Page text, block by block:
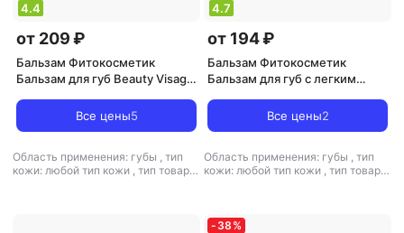
4.4
от 209 ₽
Бальзам Фитокосметик
Бальзам для губ Beauty Visage
Все цены5
Область применения: губы , тип
кожи: любой тип кожи , тип товара:
4.7
от 194 ₽
Бальзам Фитокосметик
Бальзам для губ с легким
Visage", 3.6 г, 3 шт
Все цены2
Область применения: губы , тип
кожи: любой тип кожи , тип товара:
- 38 %